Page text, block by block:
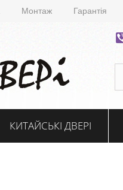
Монтаж Гарантія
КИТАЙСЬКІ ДВЕРІ